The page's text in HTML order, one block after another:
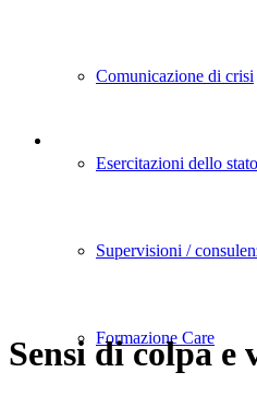
Comunicazione di crisi
Esercitazioni dello
Supervisioni /
Formazione Care
Sensi di colpa e